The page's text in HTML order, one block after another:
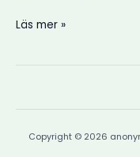
Läs mer »
Copyright © 2026